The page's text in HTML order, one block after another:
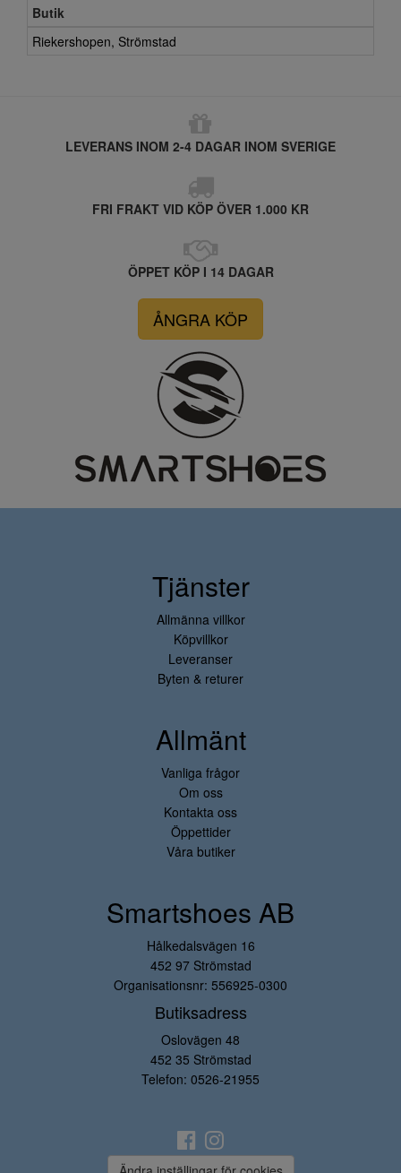
Butik
Riekershopen, Strömstad
LEVERANS INOM 2-4 DAGAR INOM SVERIGE
FRI FRAKT VID KÖP ÖVER 1.000 KR
ÖPPET KÖP I 14 DAGAR
ÅNGRA KÖP
Tjänster
Allmänna villkor
Köpvillkor
Leveranser
Byten & returer
Allmänt
Vanliga frågor
Om oss
Kontakta oss
Öppettider
Våra butiker
Smartshoes AB
Hålkedalsvägen 16
452 97 Strömstad
Organisationsnr: 556925-0300
Butiksadress
Oslovägen 48
452 35 Strömstad
Telefon: 0526-21955